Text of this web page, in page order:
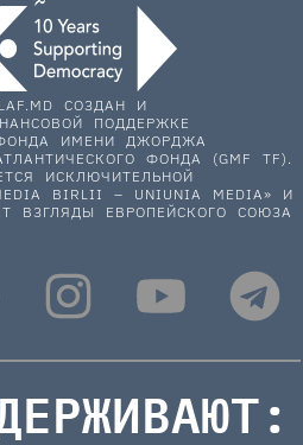
СОЗДАН И
ПОДДЕРЖКЕ
ИМЕНИ ДЖОРДЖА
ФОНДА (GMF TF).
ИСКЛЮЧИТЕЛЬНОЙ
BIRLII – UNIUNIA MEDIA» И
ВЗГЛЯДЫ ЕВРОПЕЙСКОГО СОЮЗА